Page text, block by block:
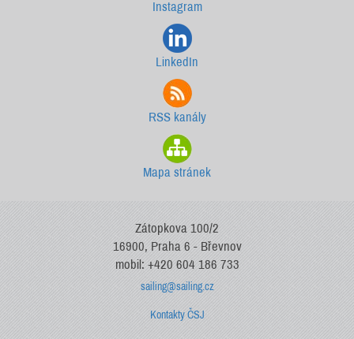
Instagram
LinkedIn
RSS kanály
Mapa stránek
Zátopkova 100/2
16900, Praha 6 - Břevnov
mobil: +420 604 186 733
sailing@sailing.cz
Kontakty ČSJ